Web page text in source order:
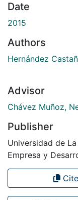
Date
2015
Authors
Hernández
Advisor
Chávez Muñoz,
Publisher
Universidad de
Empresa y